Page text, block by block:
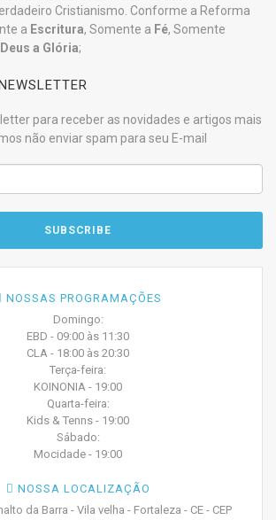
Cristianismo. Conforme a Reforma
a Escritura, Somente a Fé, Somente
Deus a Glória;
para receber as novidades e artigos mais
não enviar spam para seu E-mail
NOSSAS PROGRAMAÇÕES
Domingo:
EBD - 09:00 às 11:30
CLA - 18:00 às 20:30
Terça-feira:
KOINONIA - 19:00
Quarta-feira:
Kids & Tenns - 19:00
Sábado:
Mocidade - 19:00
NOSSA LOCALIZAÇÃO
da Barra - Vila velha - Fortaleza - CE - CEP